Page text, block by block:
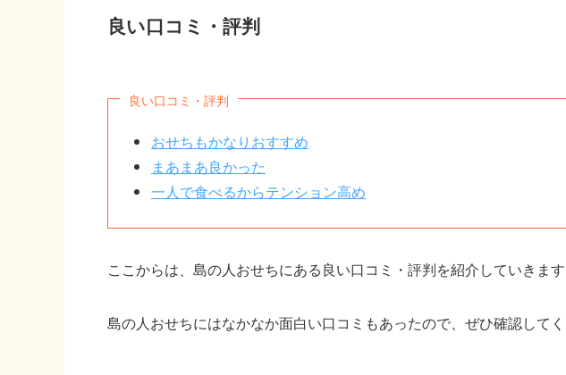
良い口コミ・評判
良い口コミ・評判
おせちもかなりおすすめ
まあまあ良かった
一人で食べるからテンション高め
ここからは、島の人おせちにある良い口コミ・評判を紹介していきます
島の人おせちにはなかなか面白い口コミもあったので、ぜひ確認してく